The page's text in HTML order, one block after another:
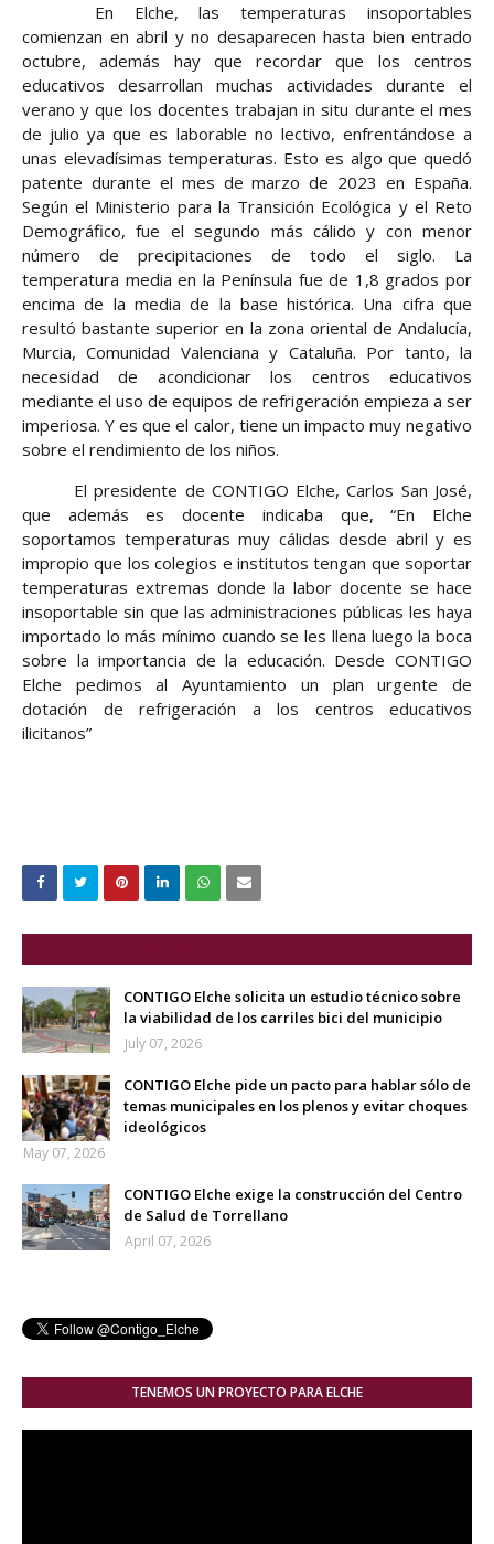
En Elche, las temperaturas insoportables
comienzan en abril y no desaparecen hasta bien entrado
octubre, además hay que recordar que los centros
educativos desarrollan muchas actividades durante el
verano y que los docentes trabajan in situ durante el mes
de julio ya que es laborable no lectivo, enfrentándose a
unas elevadísimas temperaturas. Esto es algo que quedó
patente durante el mes de marzo de 2023 en España.
Según el Ministerio para la Transición Ecológica y el Reto
Demográfico, fue el segundo más cálido y con menor
número de precipitaciones de todo el siglo. La
temperatura media en la Península fue de 1,8 grados por
encima de la media de la base histórica. Una cifra que
resultó bastante superior en la zona oriental de Andalucía,
Murcia, Comunidad Valenciana y Cataluña. Por tanto, la
necesidad de acondicionar los centros educativos
mediante el uso de equipos de refrigeración empieza a ser
imperiosa. Y es que el calor, tiene un impacto muy negativo
sobre el rendimiento de los niños.
El presidente de CONTIGO Elche, Carlos San José,
que además es docente indicaba que, “En Elche
soportamos temperaturas muy cálidas desde abril y es
impropio que los colegios e institutos tengan que soportar
temperaturas extremas donde la labor docente se hace
insoportable sin que las administraciones públicas les haya
importado lo más mínimo cuando se les llena luego la boca
sobre la importancia de la educación. Desde CONTIGO
Elche pedimos al Ayuntamiento un plan urgente de
dotación de refrigeración a los centros educativos
ilicitanos”
CONTIGO Elche solicita un estudio técnico sobre
la viabilidad de los carriles bici del municipio
July 07, 2026
CONTIGO Elche pide un pacto para hablar sólo de
temas municipales en los plenos y evitar choques
ideológicos
May 07, 2026
CONTIGO Elche exige la construcción del Centro
de Salud de Torrellano
April 07, 2026
TENEMOS UN PROYECTO PARA ELCHE